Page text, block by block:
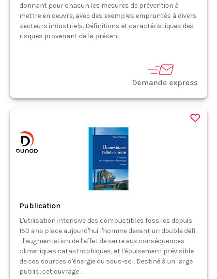
donnant pour chacun les mesures de prévention à
mettre en oeuvre, avec des exemples empruntés à divers
secteurs industriels. Définitions et caractéristiques des
risques provenant de la présen...
Demande express
Publication
L'utilisation intensive des combustibles fossiles depuis
150 ans place aujourd'hui l'homme devant un double défi
: l'augmentation de l'effet de serre aux conséquences
climatiques catastrophiques, et l'épuisement prévisible
de ces sources d'énergie du sous-sol. Destiné à un large
public, cet ouvrage ...